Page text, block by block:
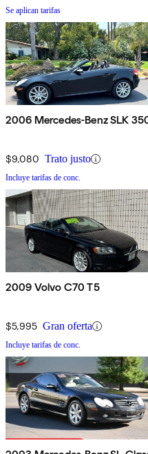
Se aplican tarifas
2006 Mercedes-Benz SLK
$9,080 Trato justo
Incluye tarifas de conc.
2009 Volvo C70 T5
$5,995 Gran oferta
Incluye tarifas de conc.